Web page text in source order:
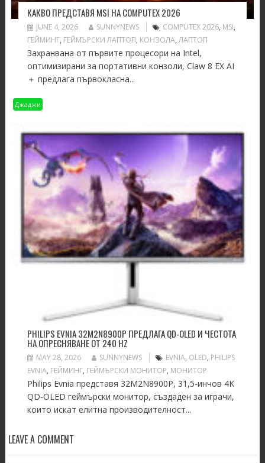
КАКВО ПРЕДСТАВЯ MSI НА COMPUTEX 2026
JUNE 4, 2026 SUNNYNEWS COMPUTEX 2026, MSI,
ГЕЙМИНГ, ГЕЙМЪРСКИ ЛАПТОП, КОНЗОЛА,ЛАПТОП
Захранвана от първите процесори на Intel,
оптимизирани за портативни конзоли, Claw 8 EX AI
＋ предлага първокласна...
Джаджи
PHILIPS EVNIA 32M2N8900P ПРЕДЛАГА QD-OLED И ЧЕСТОТА
НА ОПРЕСНЯВАНЕ ОТ 240 HZ
MAY 28, 2026 SUNNYNEWS EVNIA, OLED, PHILIPS
EVNIA, ГЕЙМИНГ, ГЕЙМЪРСКИ МОНИТОР, МОНИТОР
Philips Evnia представя 32M2N8900P, 31,5-инчов 4K
QD-OLED геймърски монитор, създаден за играчи,
които искат елитна производителност...
LEAVE A COMMENT